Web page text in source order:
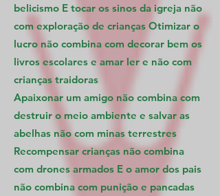
belicismo E tocar os sinos da igreja não
com exploração de crianças Otimizar o
lucro não combina com decorar bem os
livros escolares e amar ler e não com
crianças traidoras
Apaixonar um amigo não combina com
destruir o meio ambiente e salvar as
abelhas não com minas terrestres
Recompensar crianças não combina
com drones armados E o amor dos pais
não combina com punição e pancadas